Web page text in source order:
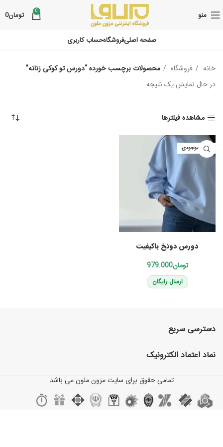
منو 0 تومان0
صفحه اصلیفروشگاهحساب کاربری
خانه فروشگاه
محصولات برچسب خورده “دورس تو کوکی زنانه”
در حال نمایش یک نتیجه
مشاهده فیلترها
اتمام موجودی
دورس دونخ باکیفیت
تومان
ارسال رایگان
دسترسی سریع
نماد اعتماد الکترونیک
تمامی حقوق برای سایت مزون ملون می باشد